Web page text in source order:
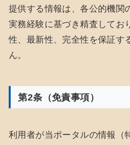
提供する情報は、各公的機関
実務経験に基づき精査してお
性、最新性、完全性を保証す
ん。
第2条（免責事項）
利用者が当ポータルの情報（